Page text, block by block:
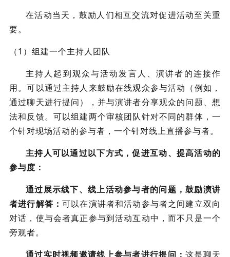
在活动当天，鼓励人们相互交流对促进活动至关重
要。
（1）组建一个主持人团队
主持人起到观众与活动发言人、演讲者的连接作
用。可以通过主持人来鼓励在线观众参与活动（例如，
通过聊天进行提问），并与演讲者分享观众的问题、想
法和反馈。可以组建两个审核团队针对不同的群体，一
个针对现场活动的参与者，一个针对线上直播参与者。
主持人可以通过以下方式，促进互动、提高活动的
参与度：
通过展示线下、线上活动参与者的问题，鼓励演讲
者进行解答：可以在演讲者和活动参与者之间建立双向
对话，使与会者真正参与到活动互动中，而不只是一个
旁观者。
通过实时视频邀请线上参与者进行提问：这是聊天